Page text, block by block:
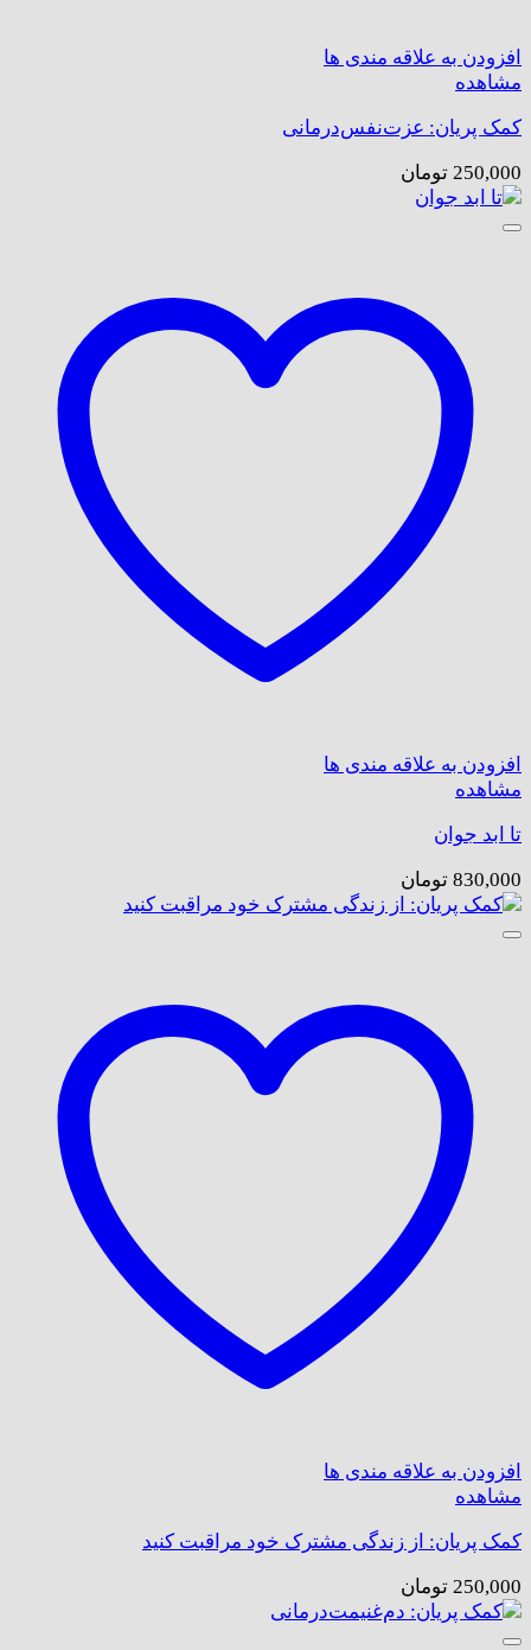
افزودن به علاقه مندی ها
مشاهده
کمک پریان: عزت‌نفس‌درمانی
250,000 تومان
افزودن به علاقه مندی ها
مشاهده
تا ابد جوان
830,000 تومان
افزودن به علاقه مندی ها
مشاهده
کمک پریان: از زندگی مشترک خود مراقبت کنید
250,000 تومان